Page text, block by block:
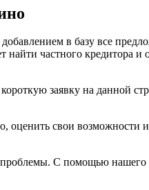
в базу все
частного кредитора и
заявку на данной
оценить свои возможности
проблемы. С помощью